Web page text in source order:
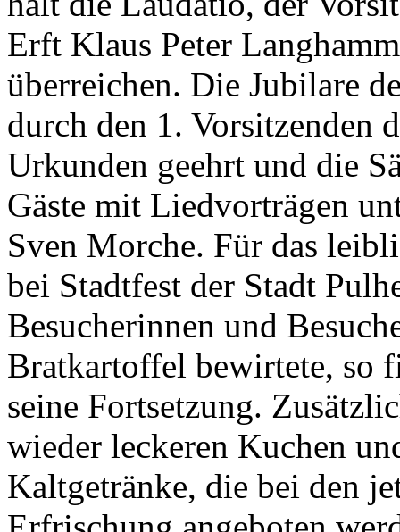
Erft Klaus Peter
überreichen. Die Jubilare
durch den 1. Vorsitzenden
Urkunden geehrt und die
Gäste mit Liedvorträgen
Sven Morche. Für das
bei Stadtfest der Stadt
Besucherinnen und
Bratkartoffel bewirtete, so
seine Fortsetzung.
wieder leckeren Kuchen
Kaltgetränke, die bei den